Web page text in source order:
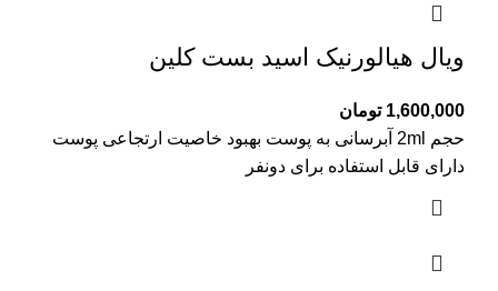
ویال هیالورنیک اسید بست کلین
1,600,000 تومان
حجم 2ml آبرسانی به پوست بهبود خاصیت ارتجاعی پوست
دارای قابل استفاده برای دونفر